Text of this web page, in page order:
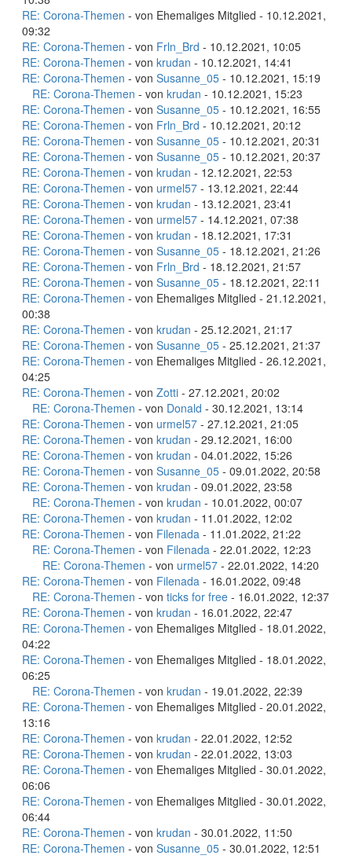
RE: Corona-Themen - von Ehemaliges Mitglied - 10.12.2021,
09:32
RE: Corona-Themen - von Frln_Brd - 10.12.2021, 10:05
RE: Corona-Themen - von krudan - 10.12.2021, 14:41
RE: Corona-Themen - von Susanne_05 - 10.12.2021, 15:19
RE: Corona-Themen - von krudan - 10.12.2021, 15:23
RE: Corona-Themen - von Susanne_05 - 10.12.2021, 16:55
RE: Corona-Themen - von Frln_Brd - 10.12.2021, 20:12
RE: Corona-Themen - von Susanne_05 - 10.12.2021, 20:31
RE: Corona-Themen - von Susanne_05 - 10.12.2021, 20:37
RE: Corona-Themen - von krudan - 12.12.2021, 22:53
RE: Corona-Themen - von urmel57 - 13.12.2021, 22:44
RE: Corona-Themen - von krudan - 13.12.2021, 23:41
RE: Corona-Themen - von urmel57 - 14.12.2021, 07:38
RE: Corona-Themen - von krudan - 18.12.2021, 17:31
RE: Corona-Themen - von Susanne_05 - 18.12.2021, 21:26
RE: Corona-Themen - von Frln_Brd - 18.12.2021, 21:57
RE: Corona-Themen - von Susanne_05 - 18.12.2021, 22:11
RE: Corona-Themen - von Ehemaliges Mitglied - 21.12.2021,
00:38
RE: Corona-Themen - von krudan - 25.12.2021, 21:17
RE: Corona-Themen - von Susanne_05 - 25.12.2021, 21:37
RE: Corona-Themen - von Ehemaliges Mitglied - 26.12.2021,
04:25
RE: Corona-Themen - von Zotti - 27.12.2021, 20:02
RE: Corona-Themen - von Donald - 30.12.2021, 13:14
RE: Corona-Themen - von urmel57 - 27.12.2021, 21:05
RE: Corona-Themen - von krudan - 29.12.2021, 16:00
RE: Corona-Themen - von krudan - 04.01.2022, 15:26
RE: Corona-Themen - von Susanne_05 - 09.01.2022, 20:58
RE: Corona-Themen - von krudan - 09.01.2022, 23:58
RE: Corona-Themen - von krudan - 10.01.2022, 00:07
RE: Corona-Themen - von krudan - 11.01.2022, 12:02
RE: Corona-Themen - von Filenada - 11.01.2022, 21:22
RE: Corona-Themen - von Filenada - 22.01.2022, 12:23
RE: Corona-Themen - von urmel57 - 22.01.2022, 14:20
RE: Corona-Themen - von Filenada - 16.01.2022, 09:48
RE: Corona-Themen - von ticks for free - 16.01.2022, 12:37
RE: Corona-Themen - von krudan - 16.01.2022, 22:47
RE: Corona-Themen - von Ehemaliges Mitglied - 18.01.2022,
04:22
RE: Corona-Themen - von Ehemaliges Mitglied - 18.01.2022,
06:25
RE: Corona-Themen - von krudan - 19.01.2022, 22:39
RE: Corona-Themen - von Ehemaliges Mitglied - 20.01.2022,
13:16
RE: Corona-Themen - von krudan - 22.01.2022, 12:52
RE: Corona-Themen - von krudan - 22.01.2022, 13:03
RE: Corona-Themen - von Ehemaliges Mitglied - 30.01.2022,
06:06
RE: Corona-Themen - von Ehemaliges Mitglied - 30.01.2022,
06:44
RE: Corona-Themen - von krudan - 30.01.2022, 11:50
RE: Corona-Themen - von Susanne_05 - 30.01.2022, 12:51